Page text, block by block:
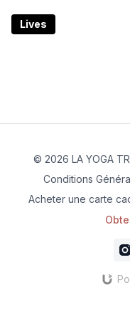
Lives
© 2026 LA YOGA
Conditions
Acheter une carte